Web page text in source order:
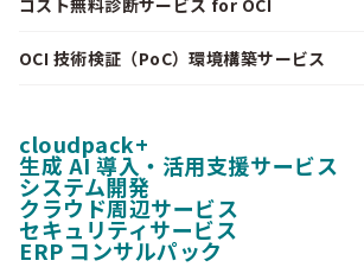
OCI 技術検証（PoC）環境構築サービス
cloudpack+
生成 AI 導入・活用支援サービス
システム開発
クラウド周辺サービス
セキュリティサービス
ERP コンサルパック